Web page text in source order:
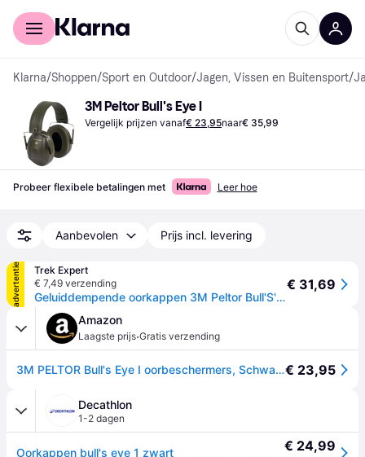
Voor shoppers
Klarna/Shoppen/Sport en Outdoor/Jagen, Vissen en Buitensport/
3M Peltor Bull's Eye I
Vergelijk prijzen vanaf€ 23,95naar€ 35,99
Probeer flexibele betalingen met Leer hoe
Aanbevolen Prijs incl. levering
advertentie
Trek Expert
€ 7,49 verzending
Geluiddempende oorkappen 3M Peltor Bull'S'Eye I - Noir
€ 31,69
Amazon
Laagste prijs·Gratis verzending
3M PELTOR Bull's Eye I oorbeschermers, Schwarz€ 23,95
Decathlon
1-2 dagen
Oorkappen bull's eye 1 zwart € 24,99